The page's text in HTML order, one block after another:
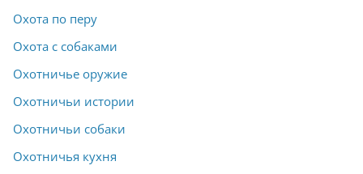
Охота по перу
Охота с собаками
Охотничье оружие
Охотничьи истории
Охотничьи собаки
Охотничья кухня